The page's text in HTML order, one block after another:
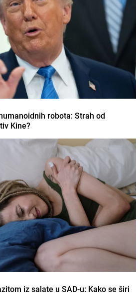
robota: Strah od
Kine?
iz salate u SAD-u: Kako se širi